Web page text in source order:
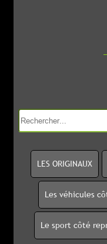
LES ORIGINAUX
Les véhicules
Le sport côté